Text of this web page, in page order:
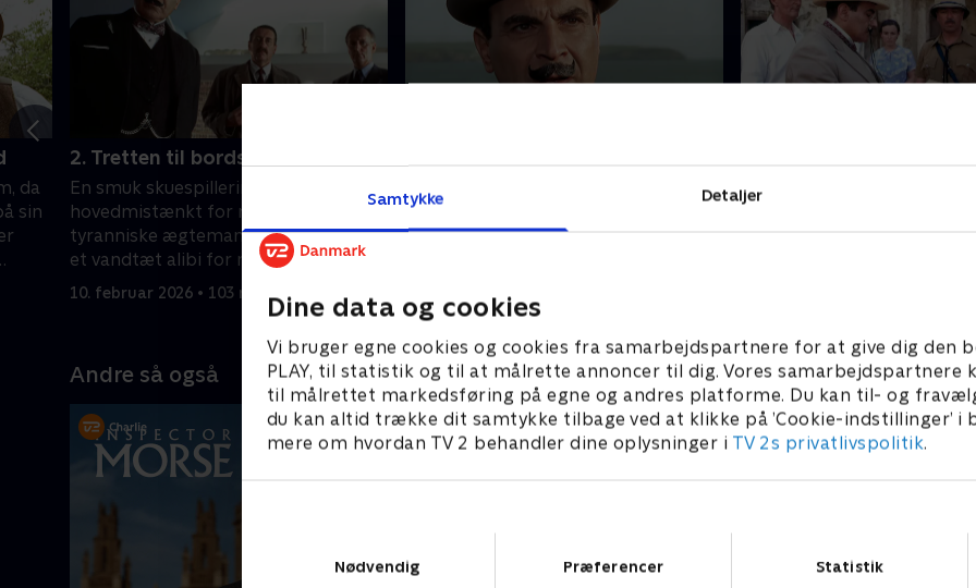
Samtykke Detaljer
Dine data og cookies
Vi bruger egne cookies og cookies fra samarbejdspartnere for at give dig den
PLAY, til statistik og til at målrette annoncer til dig. Vores samarbejdspartnere
til målrettet markedsføring på egne og andres platforme. Du kan til- og
du kan altid trække dit samtykke tilbage ved at klikke på ’Cookie-indstillinger’ i
mere om hvordan TV 2 behandler dine oplysninger i TV 2s privatlivspolitik.
Nødvendig
Præferencer Statistik
da
sin
2. Tretten til bords
En smuk skuespillerinde bliver
hovedmistænkt for mordet på sin
tyranniske ægtemand - men hun har
et vandtæt alibi for mordnatten.
10. februar 2026 • 103 min
Poirots afslappende besøg på en
ferieø bliver til endnu mere mental
stimulering, da en flirtende
10. februar 2026 • 98 min
Mens Poirot er på ferie i Irak,
Andre så også